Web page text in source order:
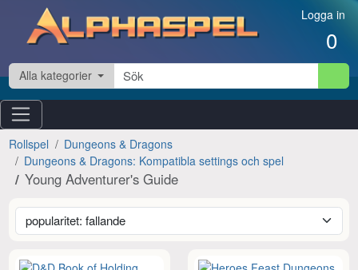
Hoppa till innehåll Logga in
0
Alla kategorier
Rollspel
Dungeons & Dragons
Dungeons & Dragons: Kompatibla settings och spel
Young Adventurer's Guide